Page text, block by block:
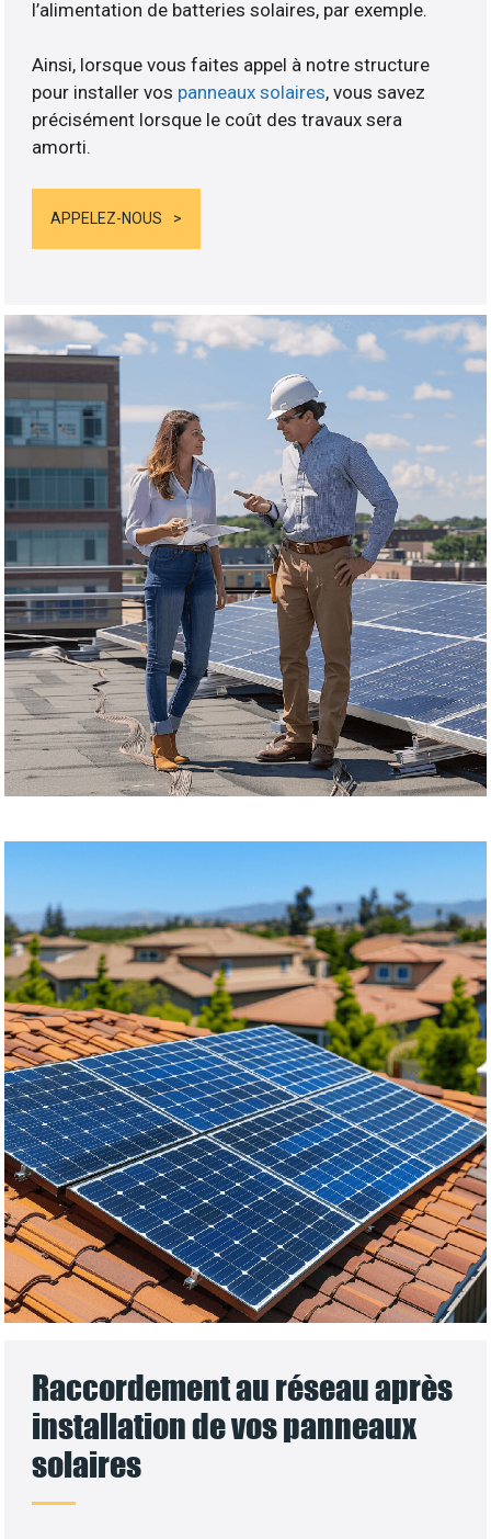
l’alimentation de batteries solaires, par exemple.
Ainsi, lorsque vous faites appel à notre structure
pour installer vos panneaux solaires, vous savez
précisément lorsque le coût des travaux sera
amorti.
APPELEZ-NOUS
Raccordement au réseau après
installation de vos panneaux
solaires